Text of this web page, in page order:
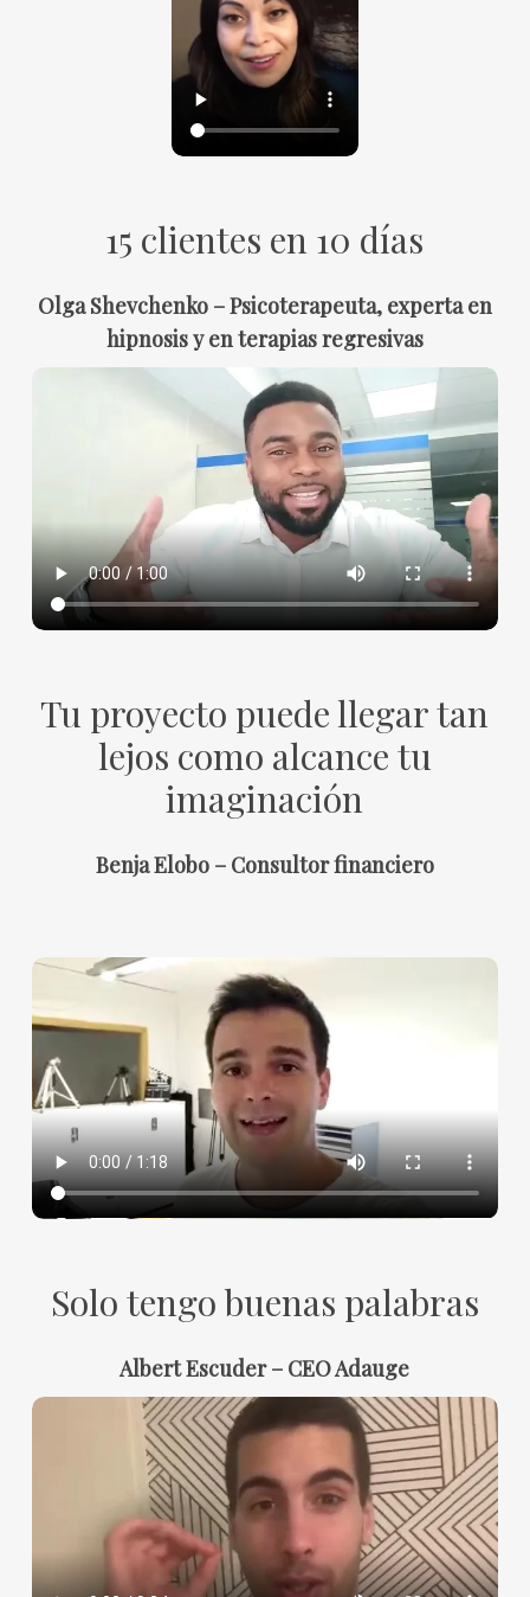
15 clientes en 10 días
Olga Shevchenko – Psicoterapeuta, experta en
hipnosis y en terapias regresivas
Tu proyecto puede llegar tan
lejos como alcance tu
imaginación
Benja Elobo – Consultor financiero
Solo tengo buenas palabras
Albert Escuder – CEO Adauge